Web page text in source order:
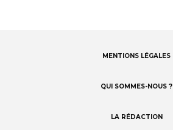
MENTIONS LÉGALES
QUI SOMMES-NOUS ?
LA RÉDACTION